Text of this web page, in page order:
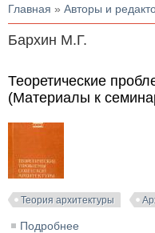
Вы здесь
Главная » Авторы и
Бархин М.Г.
Теоретические
(Материалы к
Теория архитектуры
Подробнее